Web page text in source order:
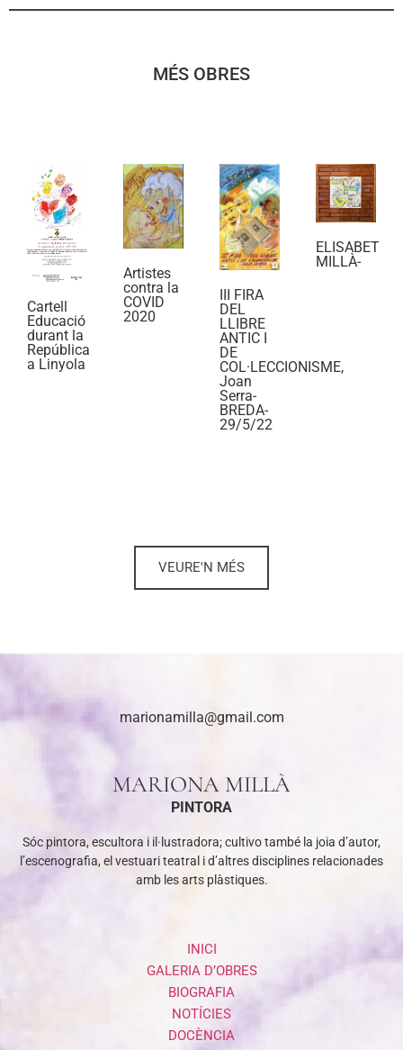
MÉS OBRES
Cartell
Educació
durant la
República
a Linyola
Artistes
contra la
COVID
2020
III FIRA
DEL
LLIBRE
ANTIC I
DE
COL·LECCIONISME,
Joan
Serra-
BREDA-
29/5/22
ELISABET
MILLÀ-
VEURE'N MÉS
marionamilla@gmail.com
MARIONA MILLÀ
PINTORA
Sóc pintora, escultora i il·lustradora; cultivo també la joia d’autor,
l’escenografia, el vestuari teatral i d’altres disciplines relacionades
amb les arts plàstiques.
INICI
GALERIA D’OBRES
BIOGRAFIA
NOTÍCIES
DOCÈNCIA